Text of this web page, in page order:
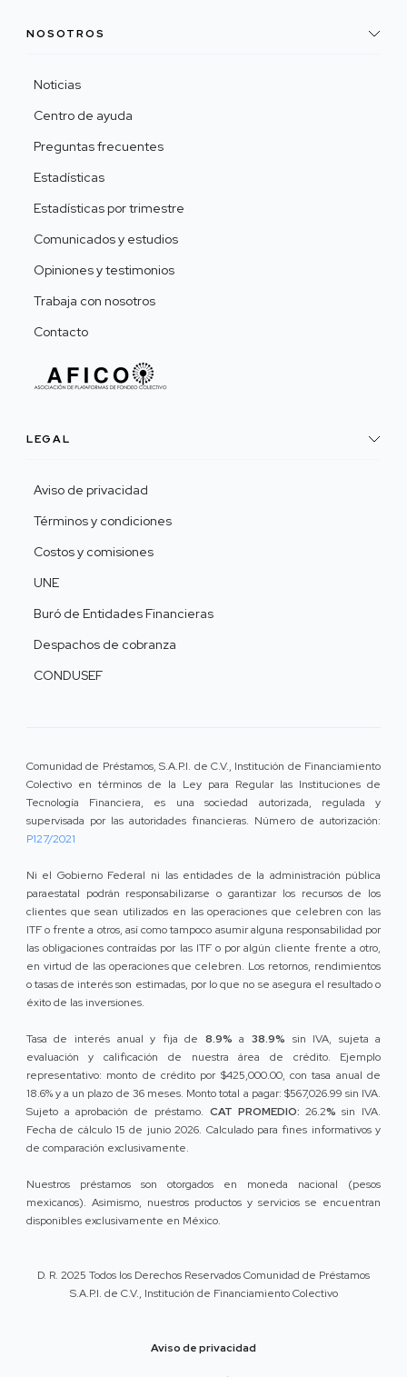
NOSOTROS
Noticias
Centro de ayuda
Preguntas frecuentes
Estadísticas
Estadísticas por trimestre
Comunicados y estudios
Opiniones y testimonios
Trabaja con nosotros
Contacto
LEGAL
Aviso de privacidad
Términos y condiciones
Costos y comisiones
UNE
Buró de Entidades Financieras
Despachos de cobranza
CONDUSEF
Comunidad de Préstamos, S.A.P.I. de C.V., Institución de Financiamiento
Colectivo en términos de la Ley para Regular las Instituciones de
Tecnología Financiera, es una sociedad autorizada, regulada y
supervisada por las autoridades financieras. Número de autorización:
P127/2021
Ni el Gobierno Federal ni las entidades de la administración pública
paraestatal podrán responsabilizarse o garantizar los recursos de los
clientes que sean utilizados en las operaciones que celebren con las
ITF o frente a otros, así como tampoco asumir alguna responsabilidad por
las obligaciones contraídas por las ITF o por algún cliente frente a otro,
en virtud de las operaciones que celebren. Los retornos, rendimientos
o tasas de interés son estimadas, por lo que no se asegura el resultado o
éxito de las inversiones.
Tasa de interés anual y fija de 8.9% a 38.9% sin IVA, sujeta a
evaluación y calificación de nuestra área de crédito. Ejemplo
representativo: monto de crédito por $425,000.00, con tasa anual de
18.6% y a un plazo de 36 meses. Monto total a pagar: $567,026.99 sin IVA.
Sujeto a aprobación de préstamo. CAT PROMEDIO: 26.2% sin IVA.
Fecha de cálculo 15 de junio 2026. Calculado para fines informativos y
de comparación exclusivamente.
Nuestros préstamos son otorgados en moneda nacional (pesos
mexicanos). Asimismo, nuestros productos y servicios se encuentran
disponibles exclusivamente en México.
D. R. 2025 Todos los Derechos Reservados Comunidad de Préstamos
S.A.P.I. de C.V., Institución de Financiamiento Colectivo
Aviso de privacidad